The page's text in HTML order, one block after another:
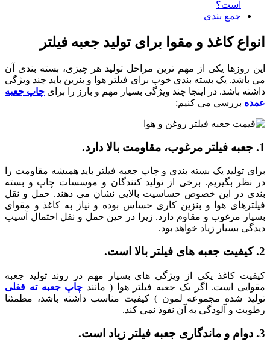
است؟
جمع بندی
انواع کاغذ و مقوا برای تولید جعبه فیلتر
این روزها یکی از مهم ترین مراحل تولید هر چیزی، بسته بندی آن
می باشد. یک بسته بندی خوب برای فیلتر هوا و بنزین باید چند ویژگی
داشته باشد. در اینجا چند ویژگی بسیار مهم و بارز را برای چاپ جعبه
عمده بررسی می کنیم:
1. جعبه فیلتر مرغوب، مقاومت بالا دارد.
برای تولید یک بسته بندی و چاپ جعبه فیلتر باید همیشه مقاومت را
در نظر بگیریم. برخی از تولید کنندگان و موسسات چاپ و بسته
بندی در این خصوص حساسیت بالایی نشان می دهند. حمل و نقل
فیلترهای هوا و بنزین کاری حساس بوده و نیاز به کاغذ و مقوای
بسیار مرغوب و مقاوم دارد. زیرا در حین حمل و نقل احتمال آسیب
دیدگی بسیار زیاد خواهد بود.
2. کیفیت جعبه های فیلتر بالا است.
کیفیت کاغذ یکی از ویژگی های بسیار مهم در روند تولید جعبه
مقوایی است. اگر یک جعبه فیلتر هوا ( مانند چاپ جعبه ته قفلی
تولید شده مجموعه لمون ) کیفیت مناسب داشته باشد، مطمئنا
رطوبت و آلودگی به آن نفوذ نمی کند.
3. دوام و ماندگاری جعبه فیلتر زیاد است.